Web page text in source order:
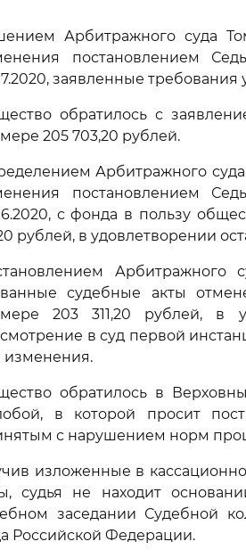
Арбитражного суда
постановлением
заявленные
обратилось с
205 703,20 рублей.
Арбитражного суда
постановлением
с фонда в пользу
рублей, в удовлетворении
Арбитражного
судебные акты
203 311,20 рублей, в
в суд первой
изменения.
обратилось в
в которой просит
с нарушением норм
изложенные в
судья не находит
заседании Судебной
Российской Федерации.